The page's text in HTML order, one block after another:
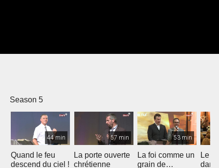
Season 5
44 min
Quand le feu
descend du ciel !
57 min
La porte ouverte
chrétienne
53 min
La foi comme un
grain de
Le